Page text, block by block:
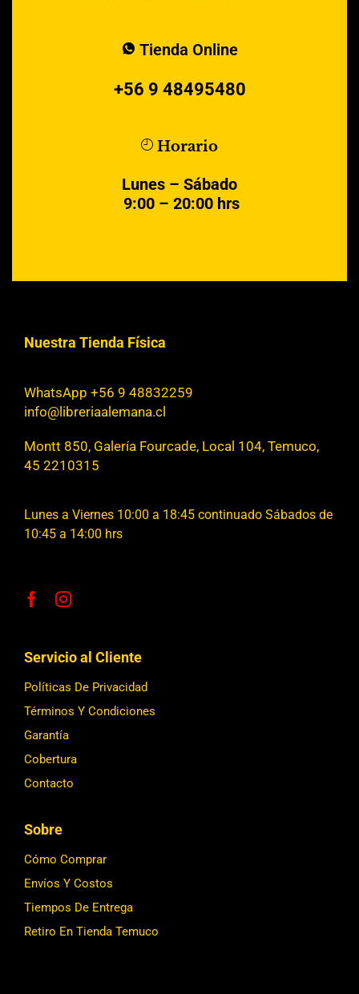
Tienda Online
+56 9 48495480
Horario
Lunes – Sábado
9:00 – 20:00 hrs
Nuestra Tienda Física
WhatsApp +56 9 48832259
info@libreriaalemana.cl
Montt 850, Galería Fourcade, Local 104, Temuco,
45 2210315
Lunes a Viernes 10:00 a 18:45 continuado Sábados de
10:45 a 14:00 hrs
Servicio al Cliente
Políticas De Privacidad
Términos Y Condiciones
Garantía
Cobertura
Contacto
Sobre
Cómo Comprar
Envíos Y Costos
Tiempos De Entrega
Retiro En Tienda Temuco